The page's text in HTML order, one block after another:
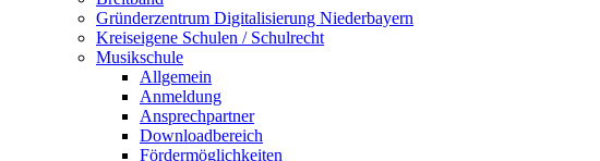
Gründerzentrum Digitalisierung Niederbayern
Kreiseigene Schulen / Schulrecht
Musikschule
Allgemein
Anmeldung
Ansprechpartner
Downloadbereich
Fördermöglichkeiten